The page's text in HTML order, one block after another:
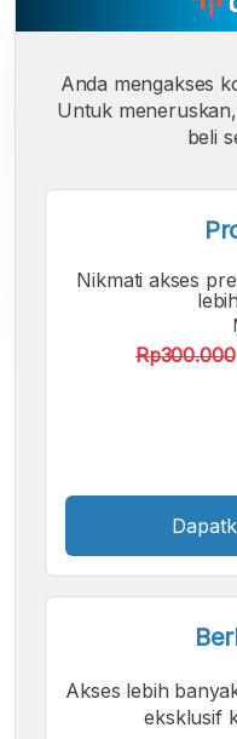
A
Anda mengakses
Untuk
beli
Nikmati akses
Rp300.000
Akses lebih
eksklusif